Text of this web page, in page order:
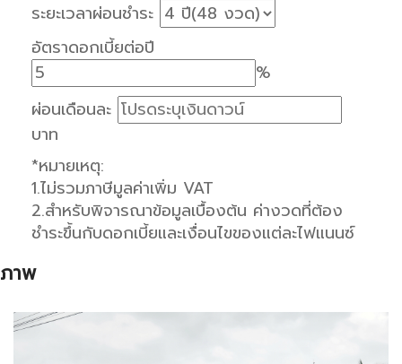
ระยะเวลาผ่อนชำระ
อัตราดอกเบี้ยต่อปี
%
ผ่อนเดือนละ
บาท
*หมายเหตุ:
1.ไม่รวมภาษีมูลค่าเพิ่ม VAT
2.สำหรับพิจารณาข้อมูลเบื้องต้น ค่างวดที่ต้อง
ชำระขึ้นกับดอกเบี้ยและเงื่อนไขของแต่ละไฟแนนซ์
ภาพ